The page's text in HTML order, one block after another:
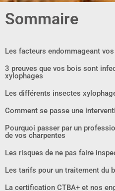
Sommaire
Les facteurs endommageant
3 preuves que vos bois sont
xylophages
Les différents insectes
Comment se passe une
Pourquoi passer par un
de vos charpentes
Les risques de ne pas faire
Les tarifs pour un traitement du
La certification CTBA+ et nos